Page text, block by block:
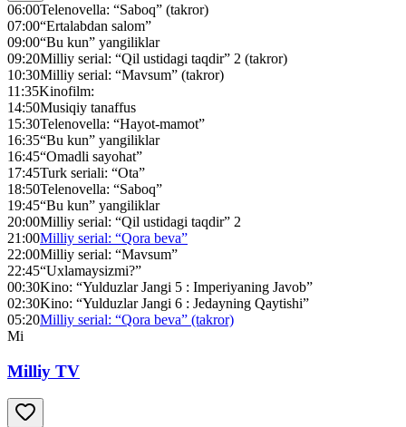
06:00Telenovella: “Saboq” (takror)
07:00“Ertalabdan salom”
09:00“Bu kun” yangiliklar
09:20Milliy serial: “Qil ustidagi taqdir” 2 (takror)
10:30Milliy serial: “Mavsum” (takror)
11:35Kinofilm:
14:50Musiqiy tanaffus
15:30Telenovella: “Hayot-mamot”
16:35“Bu kun” yangiliklar
16:45“Omadli sayohat”
17:45Turk seriali: “Ota”
18:50Telenovella: “Saboq”
19:45“Bu kun” yangiliklar
20:00Milliy serial: “Qil ustidagi taqdir” 2
21:00Milliy serial: “Qora beva”
22:00Milliy serial: “Mavsum”
22:45“Uxlamaysizmi?”
00:30Kino: “Yulduzlar Jangi 5 : Imperiyaning Javob”
02:30Kino: “Yulduzlar Jangi 6 : Jedayning Qaytishi”
05:20Milliy serial: “Qora beva” (takror)
Mi
Milliy TV